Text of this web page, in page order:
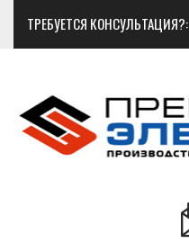
ТРЕБУЕТСЯ КОНСУЛЬТАЦИЯ?: